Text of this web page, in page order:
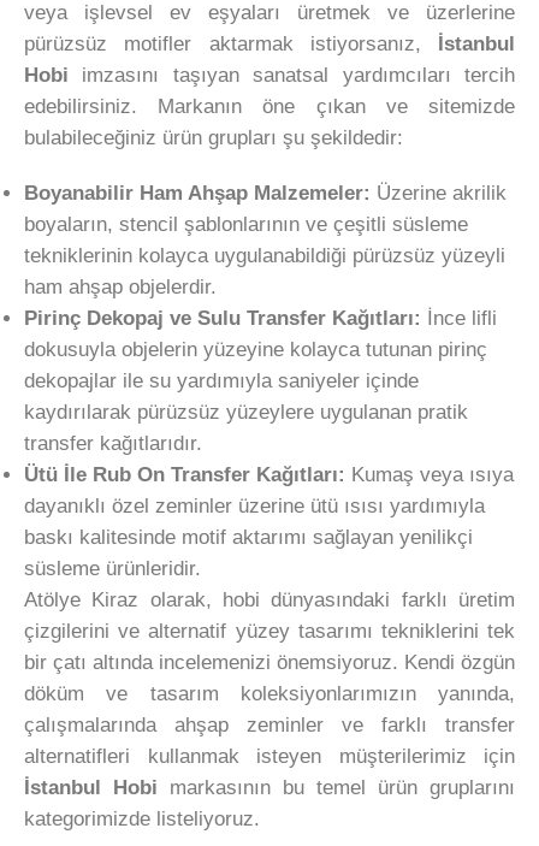
veya işlevsel ev eşyaları üretmek ve üzerlerine
pürüzsüz motifler aktarmak istiyorsanız,
İstanbul
Hobi imzasını taşıyan sanatsal yardımcıları tercih
edebilirsiniz. Markanın öne çıkan ve sitemizde
bulabileceğiniz ürün grupları şu şekildedir:
Boyanabilir Ham Ahşap Malzemeler: Üzerine akrilik
boyaların, stencil şablonlarının ve çeşitli süsleme
tekniklerinin kolayca uygulanabildiği pürüzsüz yüzeyli
ham ahşap objelerdir.
Pirinç Dekopaj ve Sulu Transfer Kağıtları:
İnce lifli
dokusuyla objelerin yüzeyine kolayca tutunan pirinç
dekopajlar ile su yardımıyla saniyeler içinde
kaydırılarak pürüzsüz yüzeylere uygulanan pratik
transfer kağıtlarıdır.
Ütü İle Rub On Transfer Kağıtları: Kumaş veya ısıya
dayanıklı özel zeminler üzerine ütü ısısı yardımıyla
baskı kalitesinde motif aktarımı sağlayan yenilikçi
süsleme ürünleridir.
Atölye Kiraz olarak, hobi dünyasındaki farklı üretim
çizgilerini ve alternatif yüzey tasarımı tekniklerini tek
bir çatı altında incelemenizi önemsiyoruz. Kendi özgün
döküm ve tasarım koleksiyonlarımızın yanında,
çalışmalarında ahşap zeminler ve farklı transfer
alternatifleri kullanmak isteyen müşterilerimiz için
İstanbul Hobi markasının bu temel ürün gruplarını
kategorimizde listeliyoruz.